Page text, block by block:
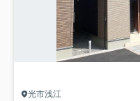
光市浅江